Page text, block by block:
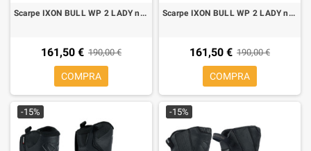
Scarpe IXON BULL WP 2 LADY nero bianco oro
161,50 € 190,00 €
COMPRA
Scarpe IXON BULL WP 2 LADY nero bianco
161,50 € 190,00 €
COMPRA
-15% -15%